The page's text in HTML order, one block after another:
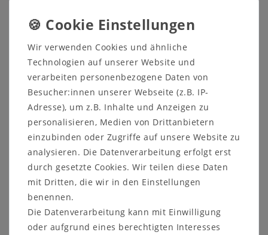
Glasböden. Zwischen der oberen und der
unteren Holztür befindet sich eine Schublade.
Zum Lieferumfang gehört weiterhin ein L-
Wandboard.
Diese Möbel sind aus massiver Eiche gefertigt.
Beschreibung:
WE:
- 2 Schubladen mit
Wir verwenden Cookies und ähnliche
Technologien auf unserer Website und
verarbeiten personenbezogene Daten von
Besucher:innen unserer Webseite (z.B. IP-
Adresse), um z.B. Inhalte und Anzeigen zu
personalisieren, Medien von Drittanbietern
einzubinden oder Zugriffe auf unsere Website zu
analysieren. Die Datenverarbeitung erfolgt erst
durch gesetzte Cookies. Wir teilen diese Daten
mit Dritten, die wir in den Einstellungen
benennen.
Die Datenverarbeitung kann mit Einwilligung
oder aufgrund eines berechtigten Interesses